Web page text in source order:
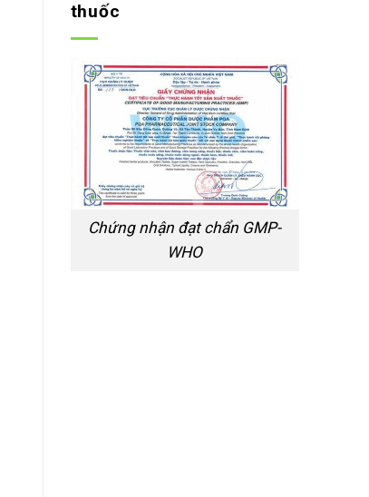
thuốc
Chứng nhận đạt chẩn GMP-
WHO